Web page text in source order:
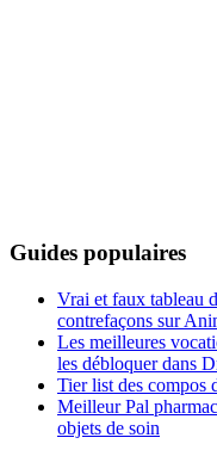
Guides populaires
Vrai et faux tableau
contrefaçons sur
Les meilleures
les débloquer dans
Tier list des compos
Meilleur Pal
objets de soin